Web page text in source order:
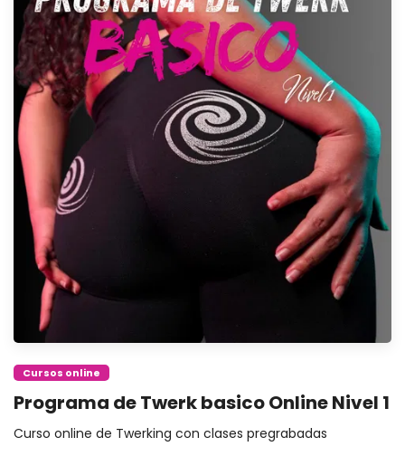
Cursos online
Programa de Twerk basico Online Nivel 1
Curso online de Twerking con clases pregrabadas